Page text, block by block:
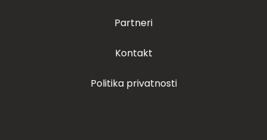
Partneri
Kontakt
Politika privatnosti